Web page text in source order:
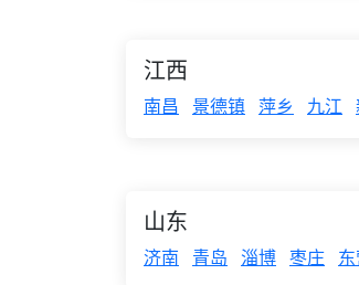
江西
南昌 景德镇 萍乡 九江
山东
济南 青岛 淄博 枣庄